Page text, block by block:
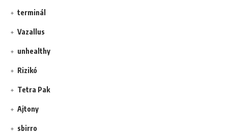
terminál
Vazallus
unhealthy
Rizikó
Tetra Pak
Ajtony
sbirro